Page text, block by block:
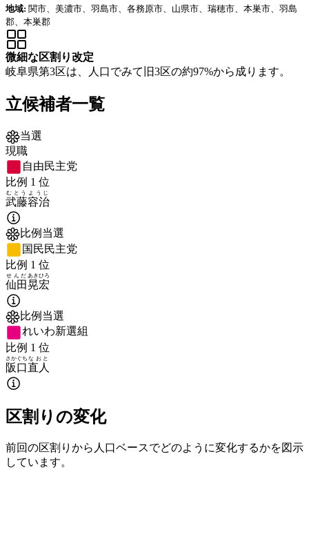
地域: 関市、美濃市、羽島市、各務原市、山県市、瑞穂市、本巣市、羽島
郡、本巣郡
微細な区割り改定
岐阜県第3区は、人口でみて旧3区の約97%から成ります。
立候補者一覧
当選
現職
自由民主党
比例 1 位
武藤
むとう
容治
ようじ
比例当選
国民民主党
比例 1 位
仙田
せんだ
晃宏
あきひろ
比例当選
れいわ新選組
比例 1 位
阪口
さかぐち
直人
なおと
区割りの変化
前回の区割りから人口ベースでどのように変化するかを図示
しています。